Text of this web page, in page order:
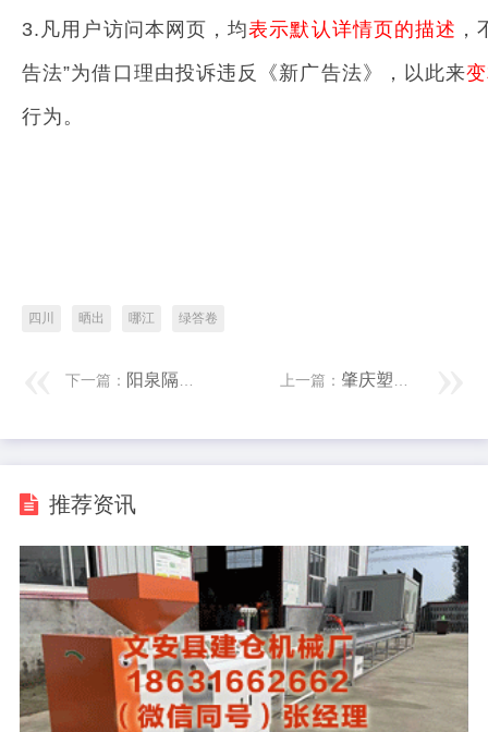
3.凡用户访问本网页，均表示默认详情页的描述
告法”为借口理由投诉违反《新广告法》，以此来
行为。
四川 晒出 哪江 绿答卷
下一篇： 阳泉隔热条设备 韩国哥！25岁李刚仁身价涨至2800万，享韩国身价球员宝座 上一篇： 肇庆塑料管材生产线 同天，市委通告们王人在忙这件事｜市委通告的周
推荐资讯